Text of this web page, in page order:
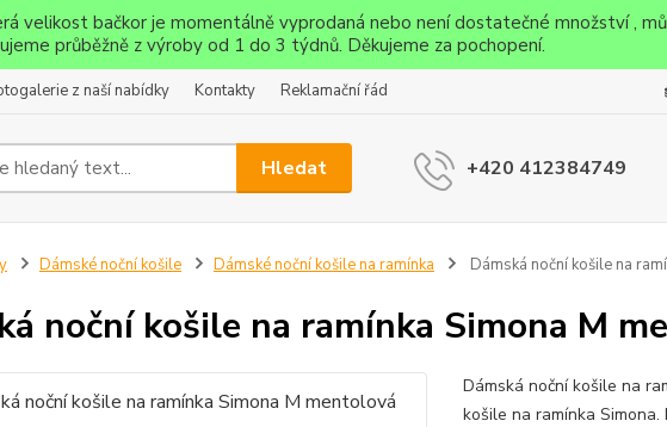
velikost bačkor je momentálně vyprodaná nebo není dostatečné množství ,
průběžně z výroby od 1 do 3 týdnů. Děkujeme za pochopení.
z naší nabídky Kontakty Reklamační řád
Hledat +420 412384749
Dámské noční košile Dámské noční košile na ramínka Dámská noční košile na
noční košile na ramínka Simona M
Dámská noční košile na
košile na ramínka